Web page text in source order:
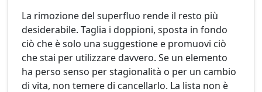
La rimozione del superfluo rende il resto più
desiderabile. Taglia i doppioni, sposta in fondo
ciò che è solo una suggestione e promuovi ciò
che stai per utilizzare davvero. Se un elemento
ha perso senso per stagionalità o per un cambio
di vita, non temere di cancellarlo. La lista non è